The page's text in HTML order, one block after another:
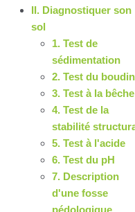
II. Diagnostiquer son
sol
1. Test de
sédimentation
2. Test du boudin
3. Test à la bêche
4. Test de la
stabilité
5. Test à l'acide
6. Test du pH
7. Description
d'une fosse
pédologique